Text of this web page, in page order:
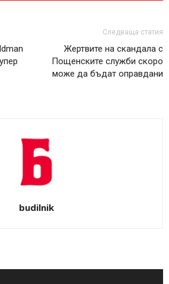
Следваща статия
Жертвите на скандала с
Пощенските служби скоро
може да бъдат оправдани
budilnik